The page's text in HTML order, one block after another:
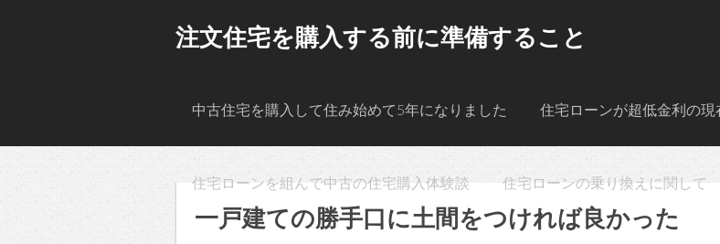
注文住宅を購入する前に準備すること
中古住宅を購入して住み始めて5年になりました 住宅ローンが超低金利の
住宅ローンを組んで中古の住宅購入体験談 住宅ローンの乗り換えに関して
一戸建ての勝手口に土間をつければ良かった